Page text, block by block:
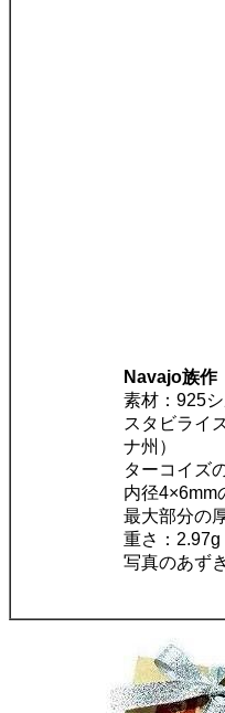
Navajo族作
素材：925
スタビライ
ナ州）
ターコイズ
内径4×6mm
最大部分の
重さ：2.97g
写真のあず